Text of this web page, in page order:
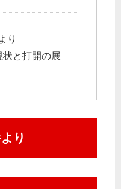
り
と打開の展
り